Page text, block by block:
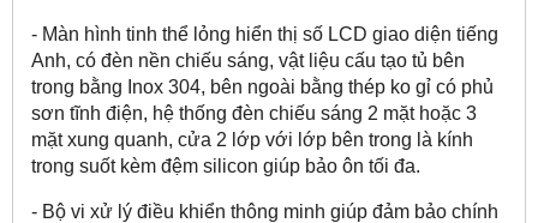
- Màn hình tinh thể lỏng hiển thị số LCD giao diện tiếng
Anh, có đèn nền chiếu sáng, vật liệu cấu tạo tủ bên
trong bằng Inox 304, bên ngoài bằng thép ko gỉ có phủ
sơn tĩnh điện, hệ thống đèn chiếu sáng 2 mặt hoặc 3
mặt xung quanh, cửa 2 lớp với lớp bên trong là kính
trong suốt kèm đệm silicon giúp bảo ôn tối đa.
- Bộ vi xử lý điều khiển thông minh giúp đảm bảo chính